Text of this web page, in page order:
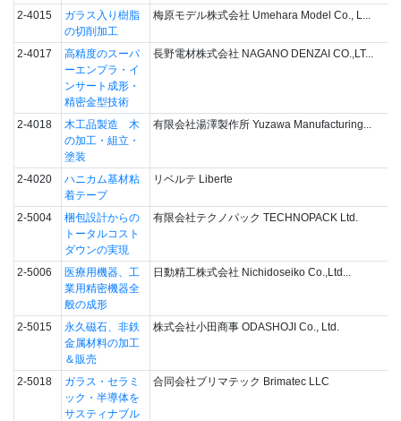
2-4015
ガラス入り樹脂
の切削加工
梅原モデル株式会社 Umehara Model Co., L...
2-4017
高精度のスーパ
ーエンプラ・イ
ンサート成形・
精密金型技術
長野電材株式会社 NAGANO DENZAI CO.,LT...
2-4018
木工品製造 木
の加工・組立・
塗装
有限会社湯澤製作所 Yuzawa Manufacturing...
2-4020
ハニカム基材粘
着テープ
リベルテ Liberte
2-5004
梱包設計からの
トータルコスト
ダウンの実現
有限会社テクノパック TECHNOPACK Ltd.
2-5006
医療用機器、工
業用精密機器全
般の成形
日動精工株式会社 Nichidoseiko Co.,Ltd...
2-5015
永久磁石、非鉄
金属材料の加工
＆販売
株式会社小田商事 ODASHOJI Co., Ltd.
2-5018
ガラス・セラミ
ック・半導体を
サスティナブル
合同会社ブリマテック Brimatec LLC